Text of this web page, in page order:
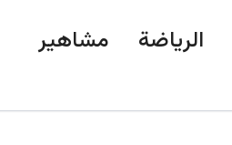
الرياضة
مشاهير